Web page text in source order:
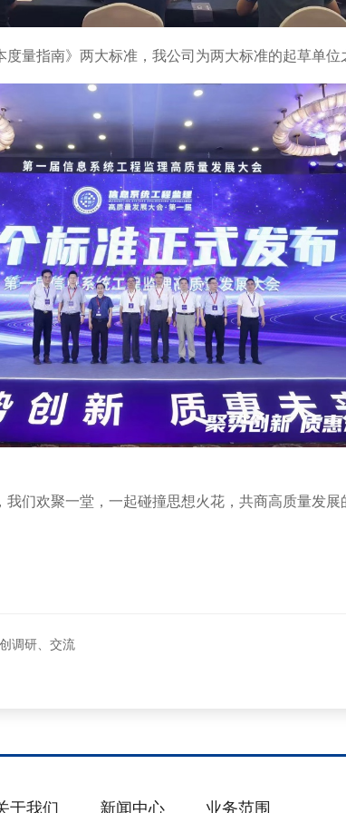
量指南》两大标准，我公司为两大标准的起草单位
们欢聚一堂，一起碰撞思想火花，共商高质量发
调研、交流
于我们 新闻中心 业务范围